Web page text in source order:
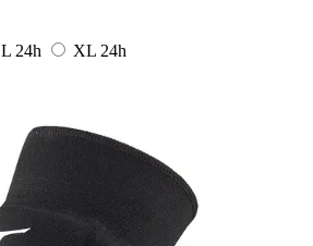
L 24h XL 24h